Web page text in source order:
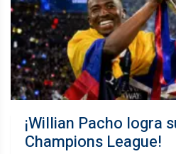
¡Willian Pacho logra
Champions League!